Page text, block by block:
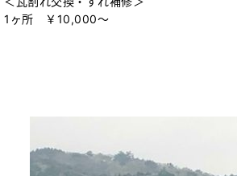
1ヶ所 ￥10,000～